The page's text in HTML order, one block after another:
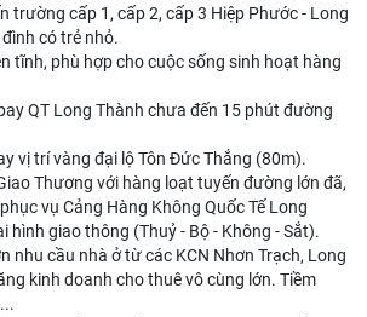
trường cấp 1, cấp 2, cấp 3 Hiệp Phước - Long
có trẻ nhỏ.
tĩnh, phù hợp cho cuộc sống sinh hoạt hàng
QT Long Thành chưa đến 15 phút đường
vị trí vàng đại lộ Tôn Đức Thắng (80m).
Thương với hàng loạt tuyến đường lớn đã,
vụ Cảng Hàng Không Quốc Tế Long
hình giao thông (Thuỷ - Bộ - Không - Sắt).
nhu cầu nhà ở từ các KCN Nhơn Trạch, Long
kinh doanh cho thuê vô cùng lớn. Tiềm